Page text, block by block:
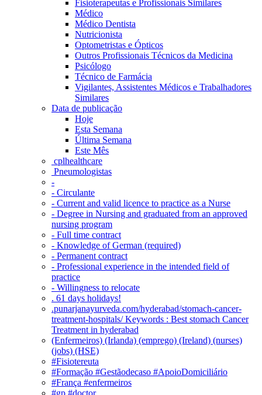
Fisioterapeutas e Profissionais Similares
Médico
Médico Dentista
Nutricionista
Optometristas e Ópticos
Outros Profissionais Técnicos da Medicina
Psicólogo
Técnico de Farmácia
Vigilantes, Assistentes Médicos e Trabalhadores
Similares
Data de publicação
Hoje
Esta Semana
Última Semana
Este Mês
‎ cplhealthcare‬
Pneumologistas
-
- Circulante
- Current and valid licence to practice as a Nurse
- Degree in Nursing and graduated from an approved
nursing program
- Full time contract
- Knowledge of German (required)
- Permanent contract
- Professional experience in the intended field of
practice
- Willingness to relocate
. 61 days holidays!
.punarjanayurveda.com/hyderabad/stomach-cancer-
treatment-hospitals/ Keywords : Best stomach Cancer
Treatment in hyderabad
(Enfermeiros) (Irlanda) (emprego) (Ireland) (nurses)
(jobs) (HSE)
#Fisiotereuta
#Formação #Gestãodecaso #ApoioDomiciliário
#França #enfermeiros
#gp #doctor